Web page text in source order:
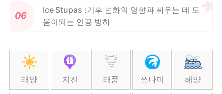
Ice Stupas :기후 변화의 영향과 싸우는 데 도
움이되는 인공 빙하
태양 지진 태풍 쓰나미 해양